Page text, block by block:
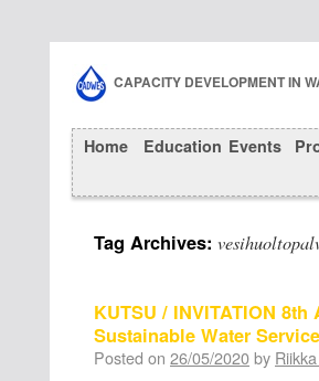
CAPACITY DEVELOPMENT IN
Home Education Events
Tag Archives:
KUTSU / INVITATION
Sustainable Water
Posted on 26/05/2020by